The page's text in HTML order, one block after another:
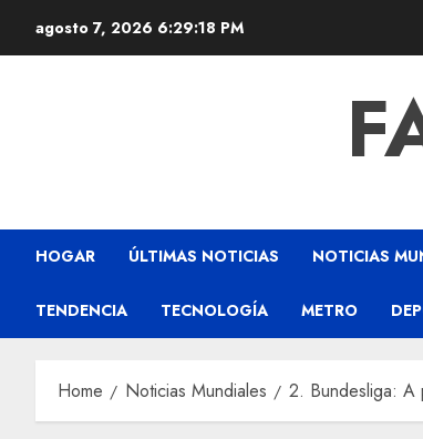
agosto 7, 2026 6:29:19 PM
HOGAR ÚLTIMAS NOTICIAS NOTICIAS
TENDENCIA TECNOLOGÍA METRO
Home Noticias Mundiales 2. Bundesliga: A